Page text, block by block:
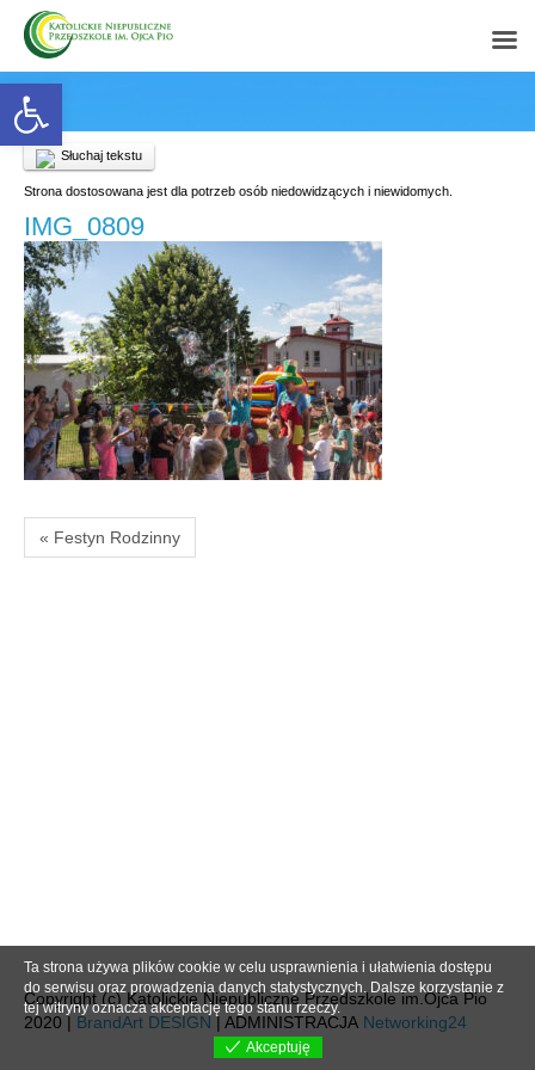
Open toolbar
Słuchaj tekstu
Strona dostosowana jest dla potrzeb osób niedowidzących i niewidomych.
IMG_0809
« Festyn Rodzinny
Copyright (c) Katolickie Niepubliczne Przedszkole im.Ojca Pio
2020 | BrandArt DESIGN | ADMINISTRACJA Networking24
Ta strona używa plików cookie w celu usprawnienia i ułatwienia dostępu
do serwisu oraz prowadzenia danych statystycznych. Dalsze korzystanie z
tej witryny oznacza akceptację tego stanu rzeczy.
Akceptuję